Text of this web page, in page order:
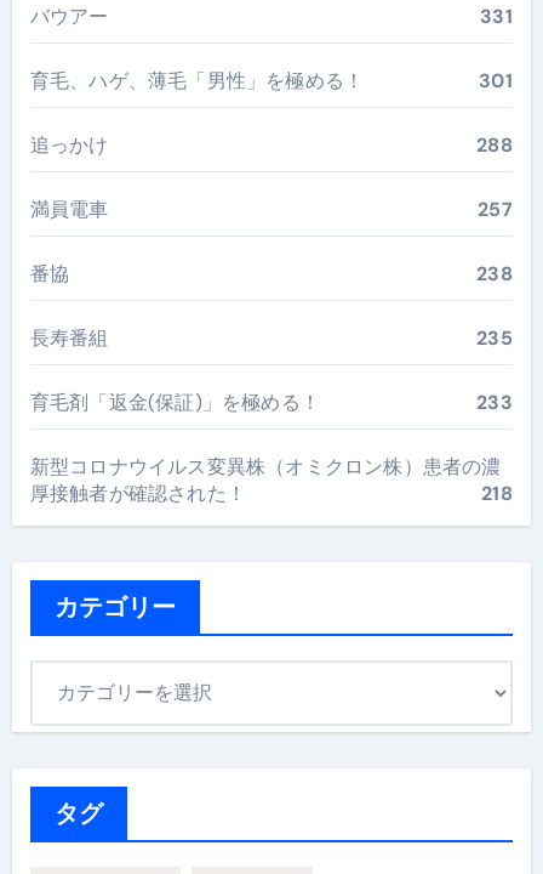
バウアー 331
育毛、ハゲ、薄毛「男性」を極める！ 301
追っかけ 288
満員電車 257
番協 238
長寿番組 235
育毛剤「返金(保証)」を極める！ 233
新型コロナウイルス変異株（オミクロン株）患者の濃
厚接触者が確認された！
218
カテゴリー
タグ